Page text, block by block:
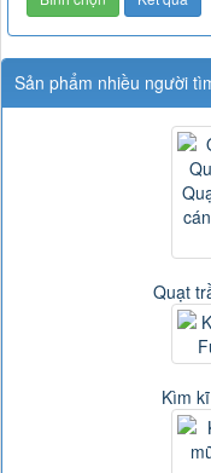
Sản phẩm nhiều người
Quạt
Kìm